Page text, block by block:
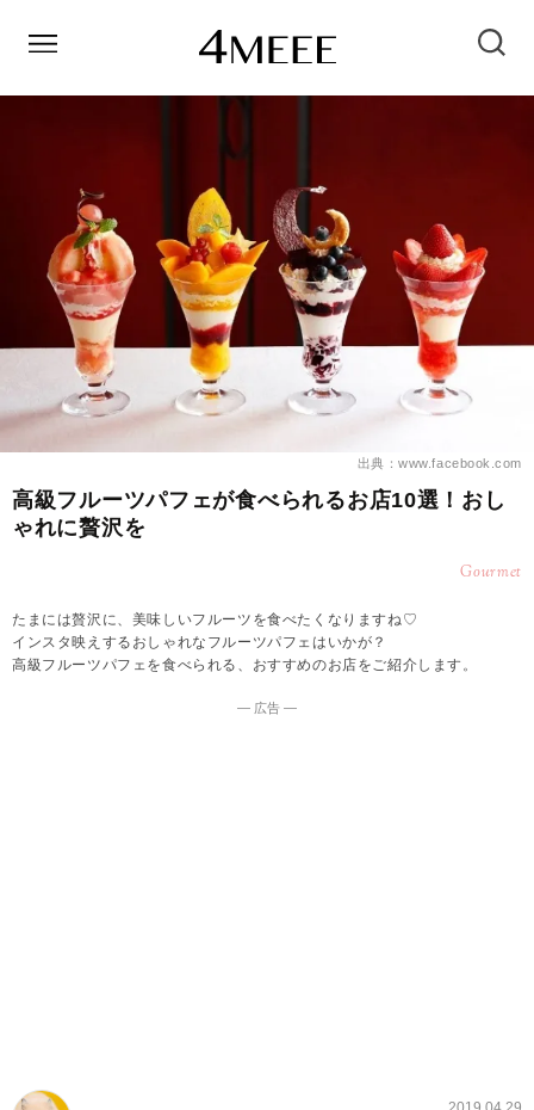
出典：www.facebook.com
高級フルーツパフェが食べられるお店10選！おし
ゃれに贅沢を
Gourmet
たまには贅沢に、美味しいフルーツを食べたくなりますね♡
インスタ映えするおしゃれなフルーツパフェはいかが？
高級フルーツパフェを食べられる、おすすめのお店をご紹介します。
― 広告 ―